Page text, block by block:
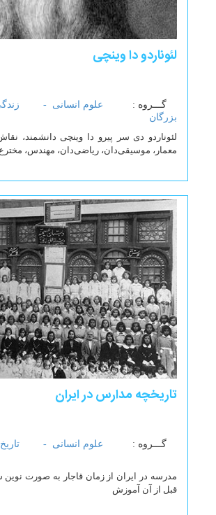
لئوناردو دا وینچی
گـــروه : علوم انسانی -
بزرگان
لئوناردو دی سر پیرو دا وینچی دانشمند،
معمار، موسیقی‌دان، ریاضی‌دان، مهندس،
تاریخچه مدارس در ایران
گـــروه : علوم انسانی - تاریخ
مدرسه در ایران از زمان قاجار به صورت
قبل از آن آموزش